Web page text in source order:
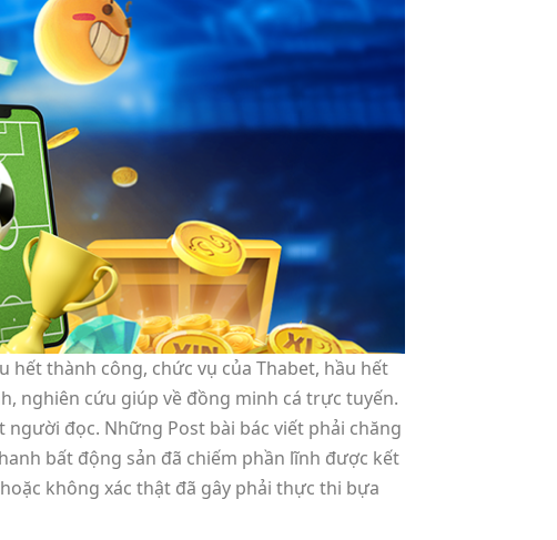
thành công, chức vụ của Thabet, hầu hết
nghiên cứu giúp về đồng minh cá trực tuyến.
đọc. Những Post bài bác viết phải chăng
bất động sản đã chiếm phần lĩnh được kết
không xác thật đã gây phải thực thi bựa